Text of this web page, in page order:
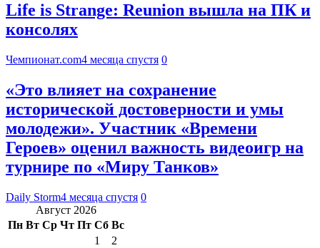
Life is Strange: Reunion вышла на ПК и
консолях
Чемпионат.com4 месяца спустя 0
«Это влияет на сохранение
исторической достоверности и умы
молодежи». Участник «Времени
Героев» оценил важность видеоигр на
турнире по «Миру Танков»
Daily Storm4 месяца спустя 0
Август 2026
Пн Вт Ср Чт Пт Сб Вс
1
2